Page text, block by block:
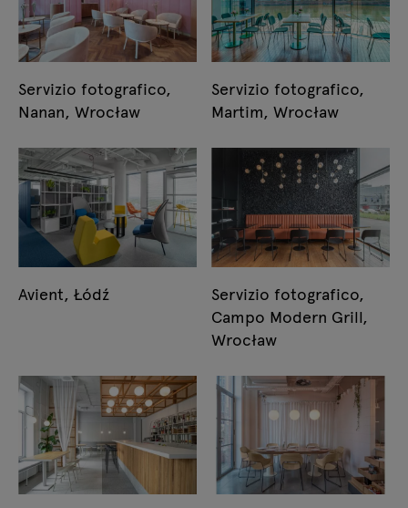
Servizio fotografico,
Nanan, Wrocław
Servizio fotografico,
Martim, Wrocław
Avient, Łódź
Servizio fotografico,
Campo Modern Grill,
Wrocław